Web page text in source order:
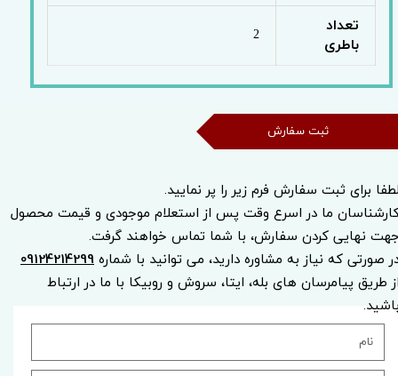
تعداد
باطری
2
برای ثبت سفارش فرم زیر را پر نمایید.
ما در اسرع وقت پس از استعلام موجودی و قیمت محصول
نهایی کردن سفارش، با شما تماس خواهند گرفت.
صورتی که نیاز به مشاوره دارید، می توانید با شماره09124214299
طریق پیامرسان های بله، ایتا، سروش و روبیکا با ما در ارتباط
ثبت سفارش